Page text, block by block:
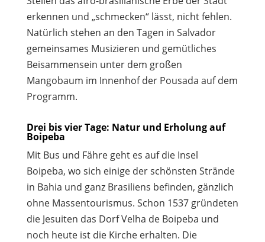
erkennen und „schmecken“ lässt, nicht fehlen.
Natürlich stehen an den Tagen in Salvador
gemeinsames Musizieren und gemütliches
Beisammensein unter dem großen
Mangobaum im Innenhof der Pousada auf dem
Programm.
Drei bis vier Tage: Natur und Erholung auf
Boipeba
Mit Bus und Fähre geht es auf die Insel
Boipeba, wo sich einige der schönsten Strände
in Bahia und ganz Brasiliens befinden, gänzlich
ohne Massentourismus. Schon 1537 gründeten
die Jesuiten das Dorf Velha de Boipeba und
noch heute ist die Kirche erhalten. Die